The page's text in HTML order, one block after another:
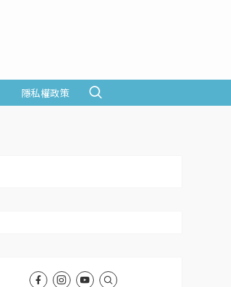
隱私權政策